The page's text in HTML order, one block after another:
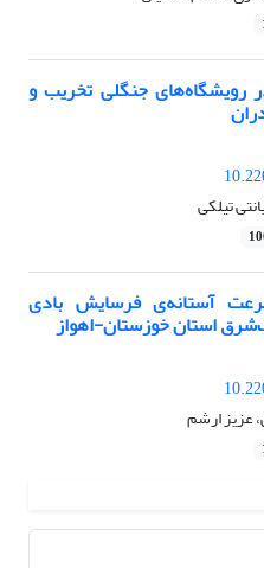
رویشگاه‌های جنگلی تخریب و
تیلکی
آستانه‌ی فرسایش بادی
استان خوزستان-اهواز
عزیز ارشم